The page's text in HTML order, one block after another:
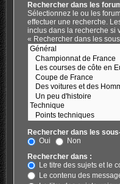
Rechercher dans les
Sélectionnez le ou les
effectuer une recherche.
inclus dans la recherche si
« Rechercher dans les
Rechercher dans les
Oui
Non
Rechercher dans :
Le titre des sujets et le
Le contenu des